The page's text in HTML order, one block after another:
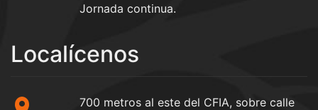
Jornada continua.
Localícenos
700 metros al este del CFIA, sobre calle